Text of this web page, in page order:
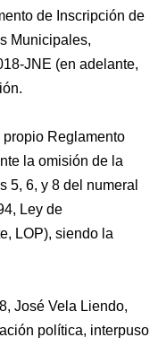
de Inscripción de
Municipales,
JNE (en adelante,
Reglamento
la omisión de la
5, 6, y 8 del numeral
Ley de
LOP), siendo la
José Vela Liendo,
política, interpuso